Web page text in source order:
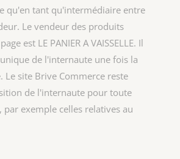
qu'en tant qu'intermédiaire entre
Le vendeur des produits
est LE PANIER A VAISSELLE. Il
de l'internaute une fois la
Le site Brive Commerce reste
de l'internaute pour toute
exemple celles relatives au